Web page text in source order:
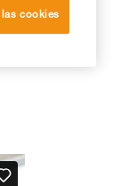
cookies